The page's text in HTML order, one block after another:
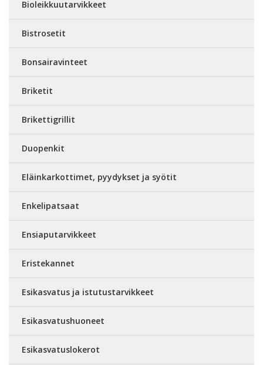
Bioleikkuutarvikkeet
Bistrosetit
Bonsairavinteet
Briketit
Brikettigrillit
Duopenkit
Eläinkarkottimet, pyydykset ja syötit
Enkelipatsaat
Ensiaputarvikkeet
Eristekannet
Esikasvatus ja istutustarvikkeet
Esikasvatushuoneet
Esikasvatuslokerot